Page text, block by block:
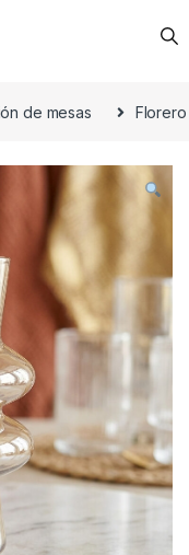
de mesas